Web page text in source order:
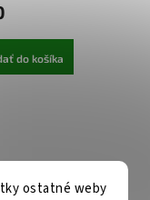
ostatné weby
do košíka